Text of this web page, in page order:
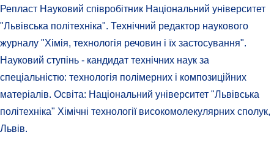
Репласт Науковий співробітник Національний університет
"Львівська політехніка". Технічний редактор наукового
журналу "Хімія, технологія речовин і їх застосування".
Науковий ступінь - кандидат технічних наук за
спеціальністю: технологія полімерних і композиційних
матеріалів. Освіта: Національний університет "Львівська
політехніка" Хімічні технології високомолекулярних сполук,
Львів.